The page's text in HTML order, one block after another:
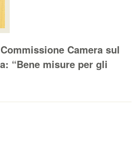
Camera sul
“Bene misure per gli